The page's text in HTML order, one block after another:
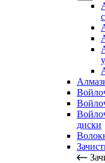
диски